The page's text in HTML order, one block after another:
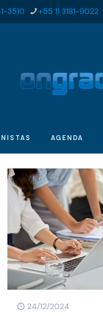
3510 +55 11 3181-9022
AGENDA
24/12/2024